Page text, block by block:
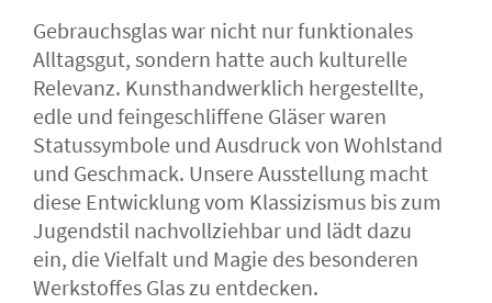
Gebrauchsglas war nicht nur funktionales
Alltagsgut, sondern hatte auch kulturelle
Relevanz. Kunsthandwerklich hergestellte,
edle und feingeschliffene Gläser waren
Statussymbole und Ausdruck von Wohlstand
und Geschmack. Unsere Ausstellung macht
diese Entwicklung vom Klassizismus bis zum
Jugendstil nachvollziehbar und lädt dazu
ein, die Vielfalt und Magie des besonderen
Werkstoffes Glas zu entdecken.